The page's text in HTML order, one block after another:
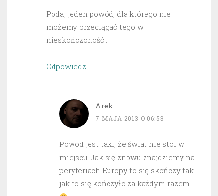
Podaj jeden powód, dla którego nie
możemy przeciągać tego w
nieskończoność….
Odpowiedz
Arek
7 MAJA 2013 O 06:53
Powód jest taki, że świat nie stoi w
miejscu. Jak się znowu znajdziemy na
peryferiach Europy to się skończy tak
jak to się kończyło za każdym razem.